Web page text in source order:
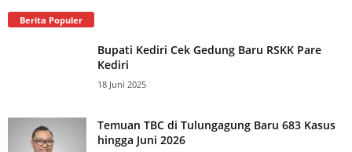
Berita Populer
Bupati Kediri Cek Gedung Baru RSKK Pare
Kediri
18 Juni 2025
Temuan TBC di Tulungagung Baru 683 Kasus
hingga Juni 2026